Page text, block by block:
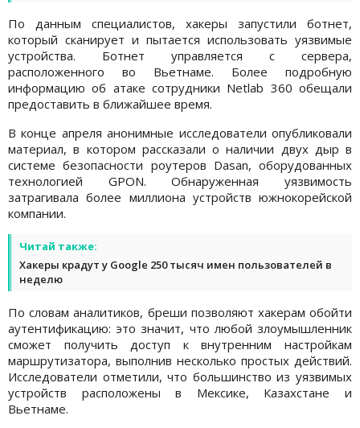
По данным специалистов, хакеры запустили ботнет,
который сканирует и пытается использовать уязвимые
устройства. Ботнет управляется с сервера,
расположенного во Вьетнаме. Более подробную
информацию об атаке сотрудники Netlab 360 обещали
предоставить в ближайшее время.
В конце апреля анонимные исследователи опубликовали
материал, в котором рассказали о наличии двух дыр в
системе безопасности роутеров Dasan, оборудованных
технологией GPON. Обнаруженная уязвимость
затрагивала более миллиона устройств южнокорейской
компании.
Читай также:
Хакеры крадут у Google 250 тысяч имен пользователей в
неделю
По словам аналитиков, бреши позволяют хакерам обойти
аутентификацию: это значит, что любой злоумышленник
сможет получить доступ к внутренним настройкам
маршрутизатора, выполнив несколько простых действий.
Исследователи отметили, что большинство из уязвимых
устройств расположены в Мексике, Казахстане и
Вьетнаме.